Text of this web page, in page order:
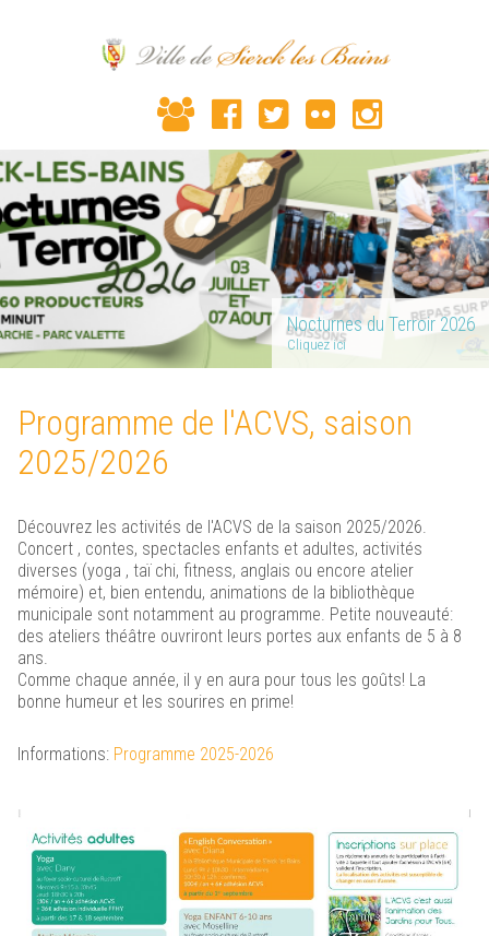
Nocturnes du Terroir 2026
Cliquez ici
Sierck-les-Bains est sur Panneau Pocket !
Cliquez ici pour plus d'informations
Château des Ducs de Lorraine
Programme de l'ACVS, saison
2025/2026
Découvrez les activités de l'ACVS de la saison 2025/2026.
Concert , contes, spectacles enfants et adultes, activités
diverses (yoga , taï chi, fitness, anglais ou encore atelier
mémoire) et, bien entendu, animations de la bibliothèque
municipale sont notamment au programme. Petite nouveauté:
des ateliers théâtre ouvriront leurs portes aux enfants de 5 à 8
ans.
Comme chaque année, il y en aura pour tous les goûts! La
bonne humeur et les sourires en prime!
Informations: Programme 2025-2026